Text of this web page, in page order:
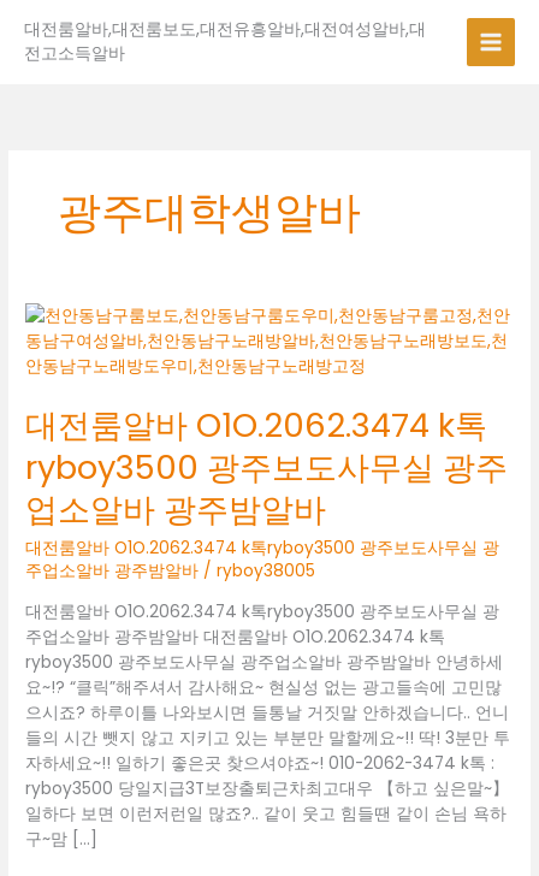
대전룸알바,대전룸보도,대전유흥알바,대전여성알바,대
전고소득알바
광주대학생알바
대전룸알바 O1O.2062.3474 k톡
ryboy3500 광주보도사무실 광주
업소알바 광주밤알바
대전룸알바 O1O.2062.3474 k톡ryboy3500 광주보도사무실 광
주업소알바 광주밤알바 /ryboy38005
대전룸알바 O1O.2062.3474 k톡ryboy3500 광주보도사무실 광
주업소알바 광주밤알바 대전룸알바 O1O.2062.3474 k톡
ryboy3500 광주보도사무실 광주업소알바 광주밤알바 안녕하세
요~!? “클릭”해주셔서 감사해요~ 현실성 없는 광고들속에 고민많
으시죠? 하루이틀 나와보시면 들통날 거짓말 안하겠습니다.. 언니
들의 시간 뺏지 않고 지키고 있는 부분만 말할께요~!! 딱! 3분만 투
자하세요~!! 일하기 좋은곳 찾으셔야죠~! 010-2062-3474 k톡 :
ryboy3500 당일지급3T보장출퇴근차최고대우 【하고 싶은말~】
일하다 보면 이런저런일 많죠?.. 같이 웃고 힘들땐 같이 손님 욕하
구~맘 […]
대
전
룸
바
O1O.2062.3474
k
톡
ryboy3500
광
주
도
사
무
실
광
주
업
소
알
바